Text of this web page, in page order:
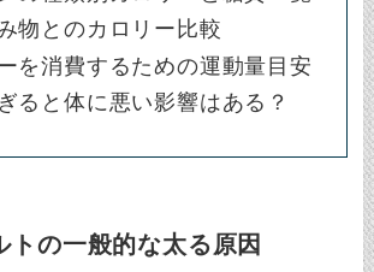
物とのカロリー比較
を消費するための運動量目安
ると体に悪い影響はある？
トの一般的な太る原因